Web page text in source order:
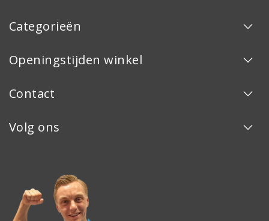
Categorieën
Openingstijden winkel
Contact
Volg ons